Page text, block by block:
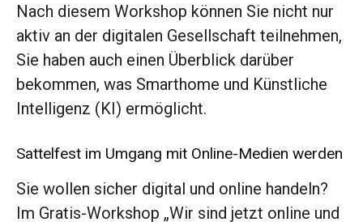
Nach diesem Workshop können Sie nicht nur
aktiv an der digitalen Gesellschaft teilnehmen,
Sie haben auch einen Überblick darüber
bekommen, was Smarthome und Künstliche
Intelligenz (KI) ermöglicht.
Sattelfest im Umgang mit Online-Medien werden
Sie wollen sicher digital und online handeln?
Im Gratis-Workshop „Wir sind jetzt online und